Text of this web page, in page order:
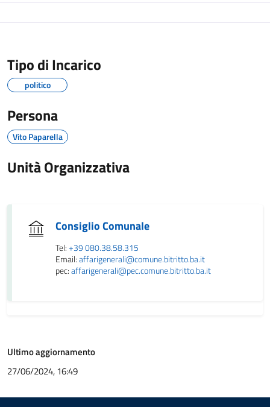
Tipo di Incarico
politico
Persona
Vito Paparella
Unità Organizzativa
Consiglio Comunale
Tel:+39 080.38.58.315
Email:affarigenerali@comune.bitritto.ba.it
pec:affarigenerali@pec.comune.bitritto.ba.it
Ultimo aggiornamento
27/06/2024, 16:49